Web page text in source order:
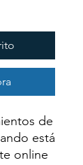
de
está
online